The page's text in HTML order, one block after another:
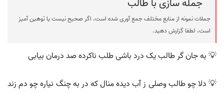
جمله سازی با طالب
جملات نمونه از منابع مختلف جمع آوری شده است، اگر صحیح نیست یا توهین آمیز
است، لطفا گزارش دهید.
💡 به جان گر طالب یک درد باشی طلب ناکرده صد درمان بیابی
💡 دلا چو طالب وصلی ز آب دیده منال که در به چنگ نیاره چو دم زند